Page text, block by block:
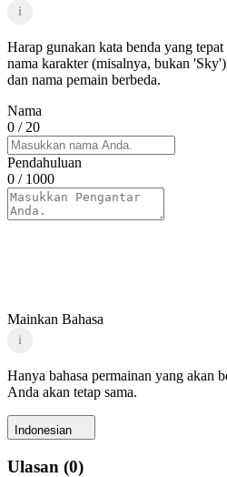
i
Harap gunakan kata benda yang
nama karakter (misalnya, bukan
dan nama pemain berbeda.
Nama
0 / 20
Pendahuluan
0 / 1000
Mainkan Bahasa
i
Hanya bahasa permainan yang akan
Anda akan tetap sama.
Indonesian
Ulasan (0)